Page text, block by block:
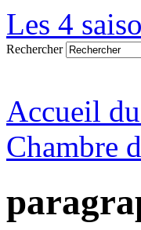
Les 4
Rechercher
Accueil
Chambre